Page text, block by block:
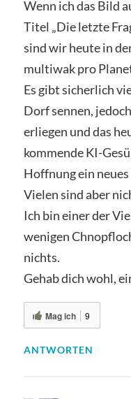
Wenn ich das Bild
Titel „Die letzte
sind wir heute in
multiwak pro
Es gibt sicherlich
Dorf sennen,
erliegen und das
kommende KI-
Hoffnung ein
Vielen sind aber
Ich bin einer der
wenigen
nichts.
Gehab dich wohl,
Mag ich 9
ANTWORTEN